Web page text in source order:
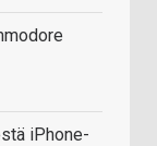
iPhone-